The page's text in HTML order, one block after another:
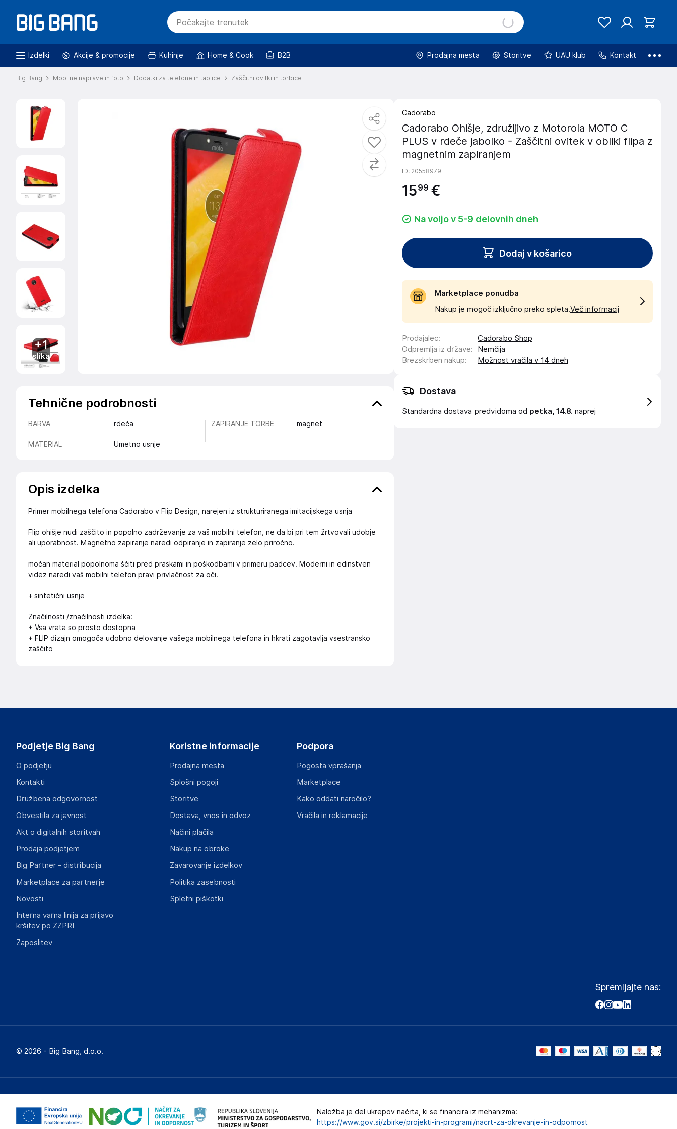
Izdelki Akcije & promocije Kuhinje Home & Cook B2B Prodajna mesta Storitve UAU klub Kontakt
Big Bang Mobilne naprave in foto Dodatki za telefone in tablice Zaščitni ovitki in torbice
+1
slika
Tehnične podrobnosti
BARVA rdeča ZAPIRANJE TORBE magnet
MATERIAL Umetno usnje
Opis izdelka
Primer mobilnega telefona Cadorabo v Flip Design, narejen iz strukturiranega imitacijskega usnja
Flip ohišje nudi zaščito in popolno zadrževanje za vaš mobilni telefon, ne da bi pri tem žrtvovali udobje
ali uporabnost. Magnetno zapiranje naredi odpiranje in zapiranje zelo priročno.
močan material popolnoma ščiti pred praskami in poškodbami v primeru padcev. Moderni in edinstven
videz naredi vaš mobilni telefon pravi privlačnost za oči.
+ sintetični usnje
Značilnosti /značilnosti izdelka:
+ Vsa vrata so prosto dostopna
+ FLIP dizajn omogoča udobno delovanje vašega mobilnega telefona in hkrati zagotavlja vsestransko
zaščito
Cadorabo
Cadorabo Ohišje, združljivo z Motorola MOTO C
PLUS v rdeče jabolko - Zaščitni ovitek v obliki flipa z
magnetnim zapiranjem
ID: 20558979
1599 €
Na voljo v 5-9 delovnih dneh
Dodaj v košarico
Marketplace ponudba
Nakup je mogoč izključno preko spleta.Več informacij
Prodajalec:
Cadorabo Shop
Odpremlja iz države:
Nemčija
Brezskrben nakup: Možnost vračila v 14 dneh
Dostava
Standardna dostava predvidoma od petka, 14.8. naprej
Podjetje Big Bang
O podjetju
Kontakti
Družbena odgovornost
Obvestila za javnost
Akt o digitalnih storitvah
Prodaja podjetjem
Big Partner - distribucija
Marketplace za partnerje
Novosti
Interna varna linija za prijavo
kršitev po ZZPRI
Zaposlitev
Koristne informacije
Prodajna mesta
Splošni pogoji
Storitve
Dostava, vnos in odvoz
Načini plačila
Nakup na obroke
Zavarovanje izdelkov
Politika zasebnosti
Spletni piškotki
Podpora
Pogosta vprašanja
Marketplace
Kako oddati naročilo?
Vračila in reklamacije
Spremljajte nas:
© 2026 - Big Bang, d.o.o.
Naložba je del ukrepov načrta, ki se financira iz mehanizma:
https://www.gov.si/zbirke/projekti-in-programi/nacrt-za-okrevanje-in-odpornost